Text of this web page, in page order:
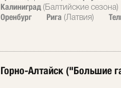
Калиниград (Балтийские сезона)
Оренбург Рига (Латвия)
Горно-Алтайск ("Большие